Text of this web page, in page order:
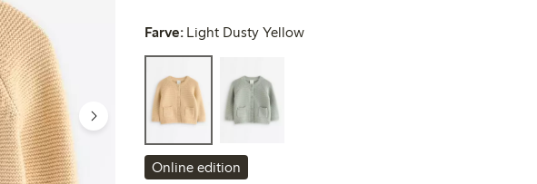
Farve: Light Dusty Yellow
Online edition